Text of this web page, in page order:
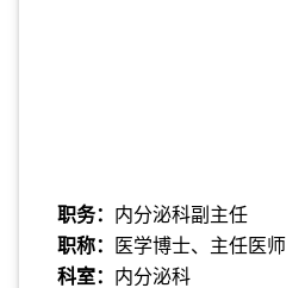
职务： 内分泌科副主任
职称：
医学博士、主任医师
科室： 内分泌科